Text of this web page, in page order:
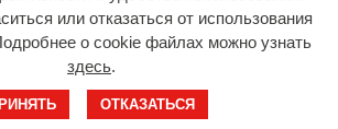
или отказаться от использования
о cookie файлах можно узнать
здесь.
ОТКАЗАТЬСЯ